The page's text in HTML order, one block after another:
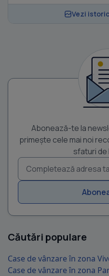
Vezi
Abonează-te la
primește cele mai noi
sfaturi de
Căutări populare
Case de vânzare în zona
Case de vânzare în zona